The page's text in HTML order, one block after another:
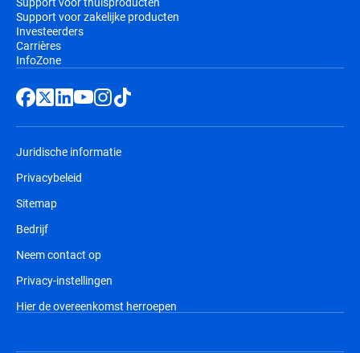
Support voor zakelijke producten
Investeerders
Carrières
InfoZone
Juridische informatie
Privacybeleid
Sitemap
Bedrijf
Neem contact op
Privacy-instellingen
Hier de overeenkomst herroepen